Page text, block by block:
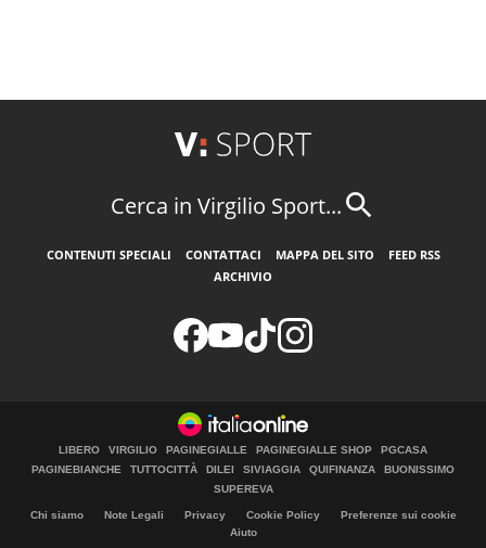
Cerca in Virgilio Sport...
CONTENUTI SPECIALI CONTATTACI MAPPA DEL SITO
FEED RSS
ARCHIVIO
LIBERO VIRGILIO PAGINEGIALLE PAGINEGIALLE SHOP
PGCASA
PAGINEBIANCHE
TUTTOCITTÀ DILEI SIVIAGGIA QUIFINANZA
BUONISSIMO
SUPEREVA
Chi siamo Note Legali Privacy Cookie Policy
Preferenze sui cookie
Aiuto